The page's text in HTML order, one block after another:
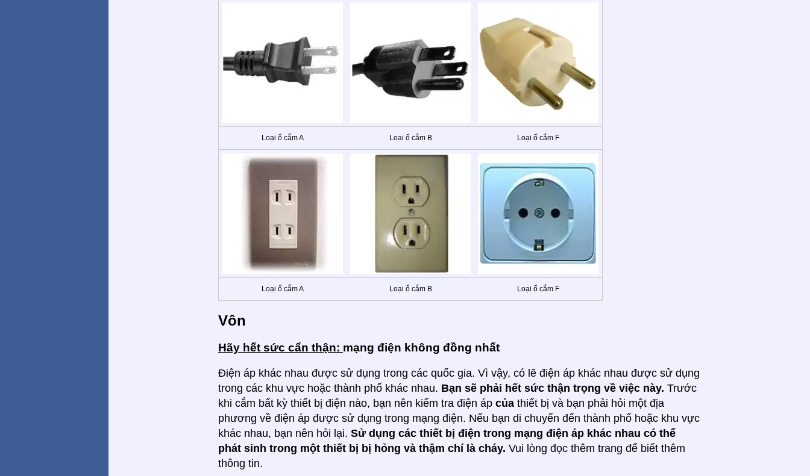
Loại ổ cắm A Loại ổ cắm B Loại ổ cắm F
Loại ổ cắm A Loại ổ cắm B Loại ổ cắm F
Vôn
Hãy hết sức cẩn thận: mạng điện không đồng nhất
Điện áp khác nhau được sử dụng trong các quốc gia. Vì vậy, có lẽ điện áp khác nhau được sử dụng
trong các khu vực hoặc thành phố khác nhau. Bạn sẽ phải hết sức thận trọng về việc này. Trước
khi cắm bất kỳ thiết bị điện nào, bạn nên kiểm tra điện áp của thiết bị và bạn phải hỏi một địa
phương về điện áp được sử dụng trong mạng điện. Nếu bạn di chuyển đến thành phố hoặc khu vực
khác nhau, bạn nên hỏi lại. Sử dụng các thiết bị điện trong mạng điện áp khác nhau có thể
phát sinh trong một thiết bị bị hỏng và thậm chí là cháy. Vui lòng đọc thêm trang để biết thêm
thông tin.